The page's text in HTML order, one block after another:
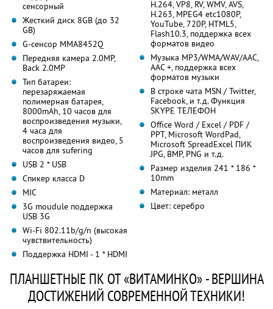
сенсорный
Жесткий диск 8GB (до 32
GB)
G-сенсор MMA8452Q
Передняя камера 2.0MP,
Back 2.0MP
Тип батареи:
перезаряжаемая
полимерная батарея,
8000mAh, 10 часов для
воспроизведения музыки,
4 часа для
воспроизведения видео, 5
часов для sufering
USB 2 * USB
Спикер класса D
MIC
3G moudule поддержка
USB 3G
Wi-Fi 802.11b/g/n (высокая
чувствительность)
Поддержка HDMI - 1 * HDMI
H.264, VP8, RV, WMV, AVS,
H.263, MPEG4 etc1080P,
YouTube, 720P, HTML5,
Flash10.3, поддержка всех
форматов видео
Музыка MP3/WMA/WAV/AAC,
AAC +, поддержка всех
форматов музыки
В строке чата MSN / Twitter,
Facebook, и т.д. Функция
SKYPE ТЕЛЕФОН
Office Word / Excel / PDF /
PPT, Microsoft WordPad,
Microsoft SpreadExcel ПИК
JPG, BMP, PNG и т.д.
Размер изделия 241 * 186 *
10mm
Материал: металл
Цвет: серебро
ПЛАНШЕТНЫЕ ПК ОТ «ВИТАМИНКО» - ВЕРШИНА
ДОСТИЖЕНИЙ СОВРЕМЕННОЙ ТЕХНИКИ!